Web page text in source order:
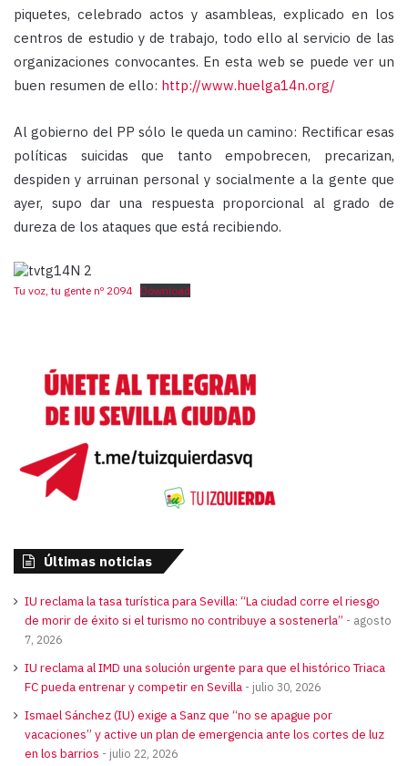
piquetes, celebrado actos y asambleas, explicado en los
centros de estudio y de trabajo, todo ello al servicio de las
organizaciones convocantes. En esta web se puede ver un
buen resumen de ello: http://www.huelga14n.org/
Al gobierno del PP sólo le queda un camino: Rectificar esas
políticas suicidas que tanto empobrecen, precarizan,
despiden y arruinan personal y socialmente a la gente que
ayer, supo dar una respuesta proporcional al grado de
dureza de los ataques que está recibiendo.
Tu voz, tu gente nº 2094 Download
Últimas noticias
IU reclama la tasa turística para Sevilla: “La ciudad corre el riesgo
de morir de éxito si el turismo no contribuye a sostenerla”
agosto
7, 2026
IU reclama al IMD una solución urgente para que el histórico Triaca
FC pueda entrenar y competir en Sevilla
julio 30, 2026
Ismael Sánchez (IU) exige a Sanz que “no se apague por
vacaciones” y active un plan de emergencia ante los cortes de luz
en los barrios
julio 22, 2026